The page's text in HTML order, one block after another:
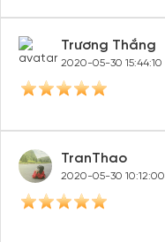
Trương Thắng
2020-05-30 15:44:10
TranThao
2020-05-30 10:12:00